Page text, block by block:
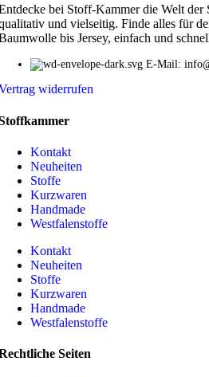
bei Stoff-Kammer die Welt
und vielseitig. Finde alles für
bis Jersey, einfach und
E-Mail:
widerrufen
Kontakt
Neuheiten
Stoffe
Kurzwaren
Handmade
Westfalenstoffe
Kontakt
Neuheiten
Stoffe
Kurzwaren
Handmade
Westfalenstoffe
Seiten